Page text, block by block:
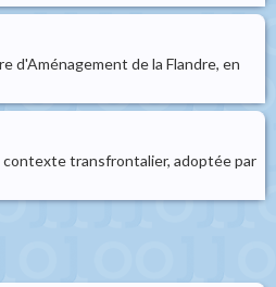
de la Flandre, en
contexte transfrontalier, adoptée par